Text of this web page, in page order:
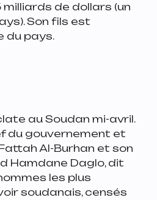
de dollars (un
Son fils est
du pays.
au Soudan mi-avril.
du gouvernement et
Al-Burhan et son
Hamdane Daglo, dit
les plus
soudanais, censés